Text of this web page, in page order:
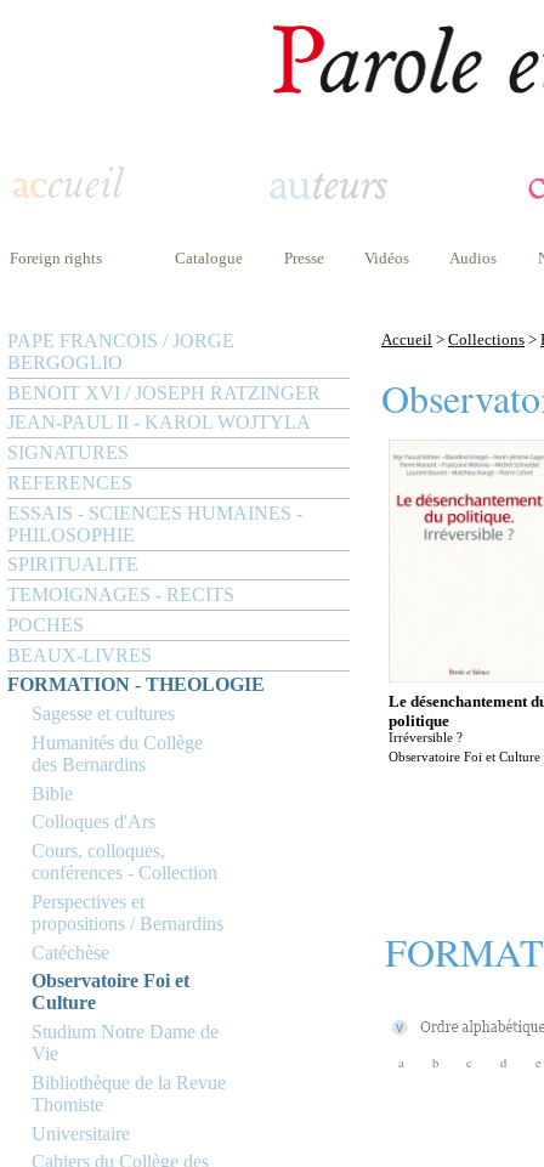
Foreign rights Catalogue Presse Vidéos Audios
PAPE FRANCOIS / JORGE
BERGOGLIO
BENOIT XVI / JOSEPH RATZINGER
JEAN-PAUL II - KAROL WOJTYLA
SIGNATURES
REFERENCES
ESSAIS - SCIENCES HUMAINES -
PHILOSOPHIE
SPIRITUALITE
TEMOIGNAGES - RECITS
POCHES
BEAUX-LIVRES
FORMATION - THEOLOGIE
Sagesse et cultures
Humanités du Collège
des Bernardins
Bible
Colloques d'Ars
Cours, colloques,
conférences - Collection
Perspectives et
propositions / Bernardins
Catéchèse
Observatoire Foi et
Culture
Studium Notre Dame de
Vie
Bibliothèque de la Revue
Thomiste
Universitaire
Cahiers du Collège des
Accueil > Collections >
Le désenchantement
politique
Irréversible ?
Observatoire Foi et Culture
a b c d e